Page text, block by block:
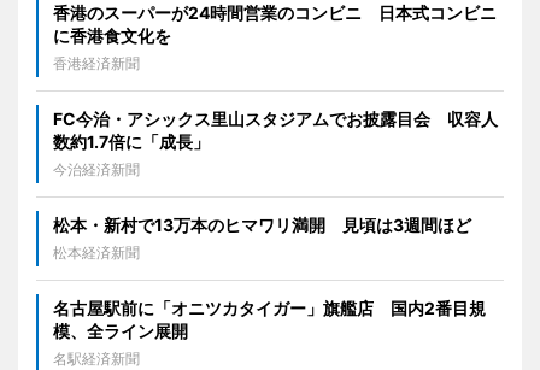
香港のスーパーが24時間営業のコンビニ 日本式コンビニ
に香港食文化を
香港経済新聞
FC今治・アシックス里山スタジアムでお披露目会 収容人
数約1.7倍に「成長」
今治経済新聞
松本・新村で13万本のヒマワリ満開 見頃は3週間ほど
松本経済新聞
名古屋駅前に「オニツカタイガー」旗艦店 国内2番目規
模、全ライン展開
名駅経済新聞